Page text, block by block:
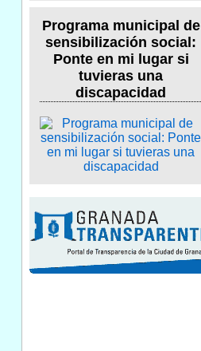
Programa municipal de
sensibilización social:
Ponte en mi lugar si
tuvieras una
discapacidad